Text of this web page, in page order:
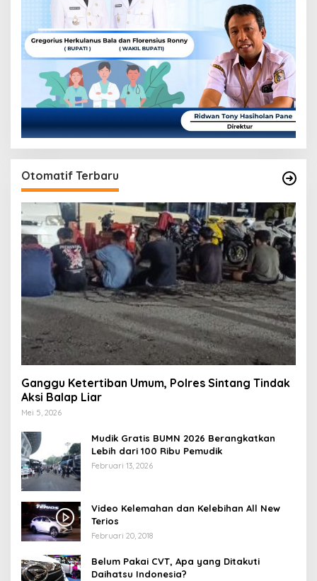
Otomatif Terbaru
Ganggu Ketertiban Umum, Polres Sintang Tindak
Aksi Balap Liar
Mei 5, 2026
Mudik Gratis BUMN 2026 Berangkatkan
Lebih dari 100 Ribu Pemudik
Februari 13, 2026
Video Kelemahan dan Kelebihan All New
Terios
Februari 20, 2018
Belum Pakai CVT, Apa yang Ditakuti
Daihatsu Indonesia?